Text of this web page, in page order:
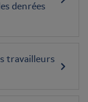
denrées
travailleurs